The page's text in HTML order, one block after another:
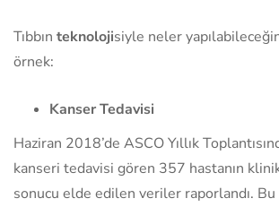
Tıbbın teknolojisiyle neler
örnek:
Kanser Tedavisi
Haziran 2018’de ASCO Yıllık
kanseri tedavisi gören 357 hastanın
sonucu elde edilen veriler raporlandı.